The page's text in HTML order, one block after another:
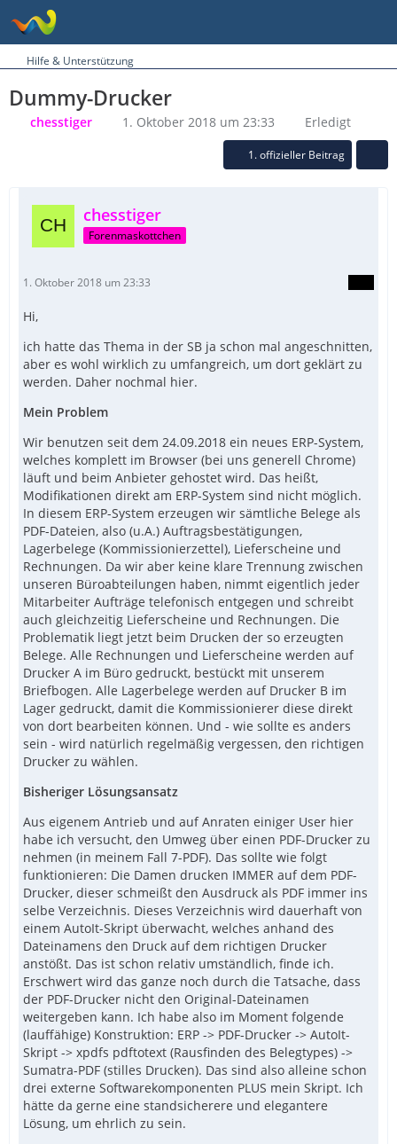
Hilfe & Unterstützung
Dummy-Drucker
chesstiger 1. Oktober 2018 um 23:33 Erledigt
1. offizieller Beitrag
chesstiger
Forenmaskottchen
1. Oktober 2018 um 23:33
Hi,
ich hatte das Thema in der SB ja schon mal angeschnitten,
aber es wohl wirklich zu umfangreich, um dort geklärt zu
werden. Daher nochmal hier.
Mein Problem
Wir benutzen seit dem 24.09.2018 ein neues ERP-System,
welches komplett im Browser (bei uns generell Chrome)
läuft und beim Anbieter gehostet wird. Das heißt,
Modifikationen direkt am ERP-System sind nicht möglich.
In diesem ERP-System erzeugen wir sämtliche Belege als
PDF-Dateien, also (u.A.) Auftragsbestätigungen,
Lagerbelege (Kommissionierzettel), Lieferscheine und
Rechnungen. Da wir aber keine klare Trennung zwischen
unseren Büroabteilungen haben, nimmt eigentlich jeder
Mitarbeiter Aufträge telefonisch entgegen und schreibt
auch gleichzeitig Lieferscheine und Rechnungen. Die
Problematik liegt jetzt beim Drucken der so erzeugten
Belege. Alle Rechnungen und Lieferscheine werden auf
Drucker A im Büro gedruckt, bestückt mit unserem
Briefbogen. Alle Lagerbelege werden auf Drucker B im
Lager gedruckt, damit die Kommissionierer diese direkt
von dort bearbeiten können. Und - wie sollte es anders
sein - wird natürlich regelmäßig vergessen, den richtigen
Drucker zu wählen.
Bisheriger Lösungsansatz
Aus eigenem Antrieb und auf Anraten einiger User hier
habe ich versucht, den Umweg über einen PDF-Drucker zu
nehmen (in meinem Fall 7-PDF). Das sollte wie folgt
funktionieren: Die Damen drucken IMMER auf dem PDF-
Drucker, dieser schmeißt den Ausdruck als PDF immer ins
selbe Verzeichnis. Dieses Verzeichnis wird dauerhaft von
einem AutoIt-Skript überwacht, welches anhand des
Dateinamens den Druck auf dem richtigen Drucker
anstößt. Das ist schon relativ umständlich, finde ich.
Erschwert wird das ganze noch durch die Tatsache, dass
der PDF-Drucker nicht den Original-Dateinamen
weitergeben kann. Ich habe also im Moment folgende
(lauffähige) Konstruktion: ERP -> PDF-Drucker -> AutoIt-
Skript -> xpdfs pdftotext (Rausfinden des Belegtypes) ->
Sumatra-PDF (stilles Drucken). Das sind also alleine schon
drei externe Softwarekomponenten PLUS mein Skript. Ich
hätte da gerne eine standsicherere und elegantere
Lösung, um ehrlich zu sein.